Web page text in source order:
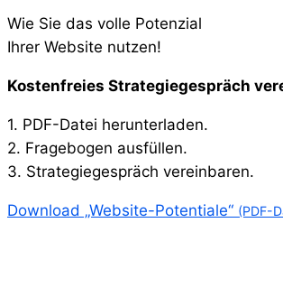
Wie Sie das volle Potenzial
Ihrer Website nutzen!
Kostenfreies Strategiegespräch
1. PDF-Datei herunterladen.
2. Fragebogen ausfüllen.
3. Strategiegespräch vereinbaren.
Download „Website-Potentiale“ (PDF-